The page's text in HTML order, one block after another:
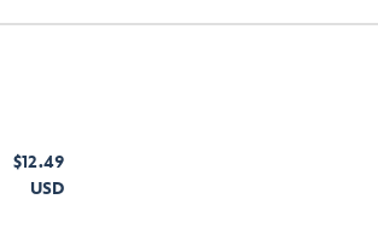
$12.49
USD